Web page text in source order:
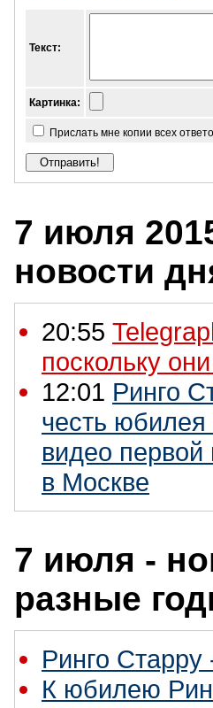
Текст:
Картинка:
Прислать мне копии всех
7 июля
новости
20:55
поскольку
12:01 Ринго
честь
видео
в Москве
7 июля -
разные
Ринго Старру
К юбилею